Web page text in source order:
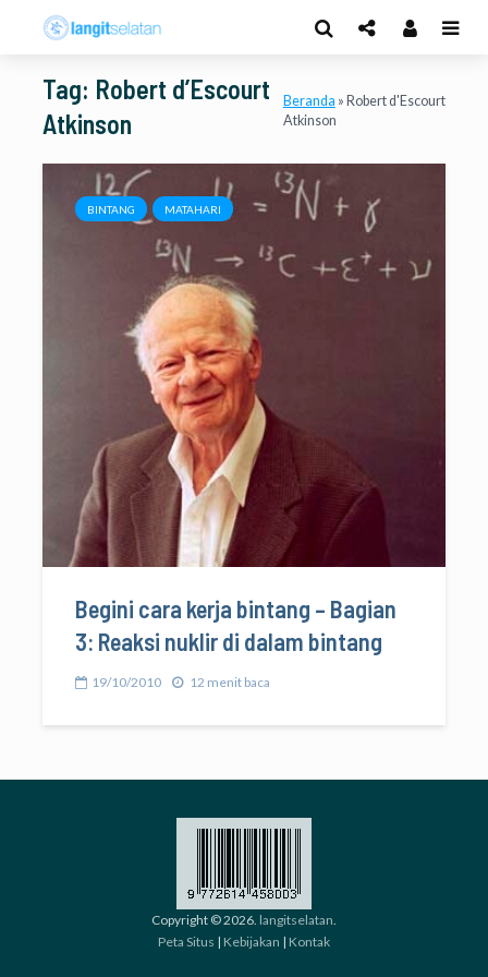
Tag: Robert d’Escourt
Atkinson
Beranda » Robert d'Escourt
Atkinson
BINTANG MATAHARI
Begini cara kerja bintang – Bagian
3: Reaksi nuklir di dalam bintang
19/10/2010 12 menit baca
Copyright © 2026. langitselatan.
Peta Situs | Kebijakan | Kontak